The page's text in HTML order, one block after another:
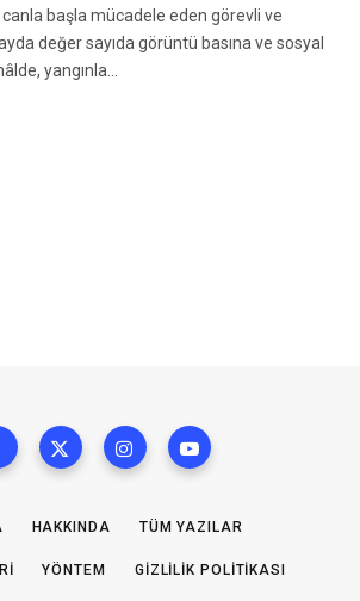
canla başla mücadele eden görevli ve
değer sayıda görüntü basına ve sosyal
yangınla…
HAKKINDA TÜM YAZILAR
YÖNTEM GIZLILIK POLITIKASI